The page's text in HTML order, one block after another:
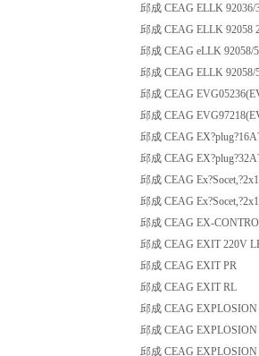
邱成 CEAG ELLK 92036/
邱成 CEAG ELLK 92058
邱成 CEAG eLLK 92058/
邱成 CEAG ELLK 92058/
邱成 CEAG
邱成 CEAG
邱成 CEAG
邱成 CEAG
邱成 CEAG
邱成 CEAG
邱成 CEAG EX-
邱成 CEAG EXIT 220V
邱成 CEAG EXIT PR
邱成 CEAG EXIT RL
邱成 CEAG
邱成 CEAG
邱成 CEAG